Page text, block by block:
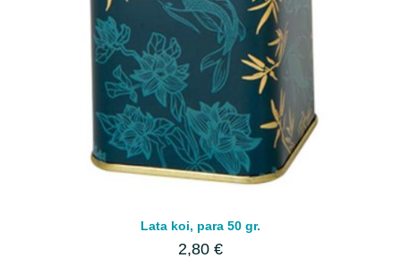
Lata koi, para 50 gr.
2,80 €